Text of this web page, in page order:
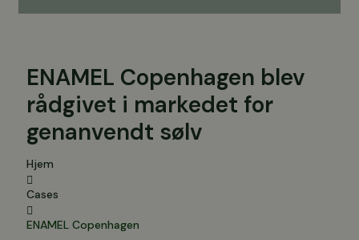
ENAMEL Copenhagen blev
rådgivet i markedet for
genanvendt sølv
Hjem
Cases
ENAMEL Copenhagen